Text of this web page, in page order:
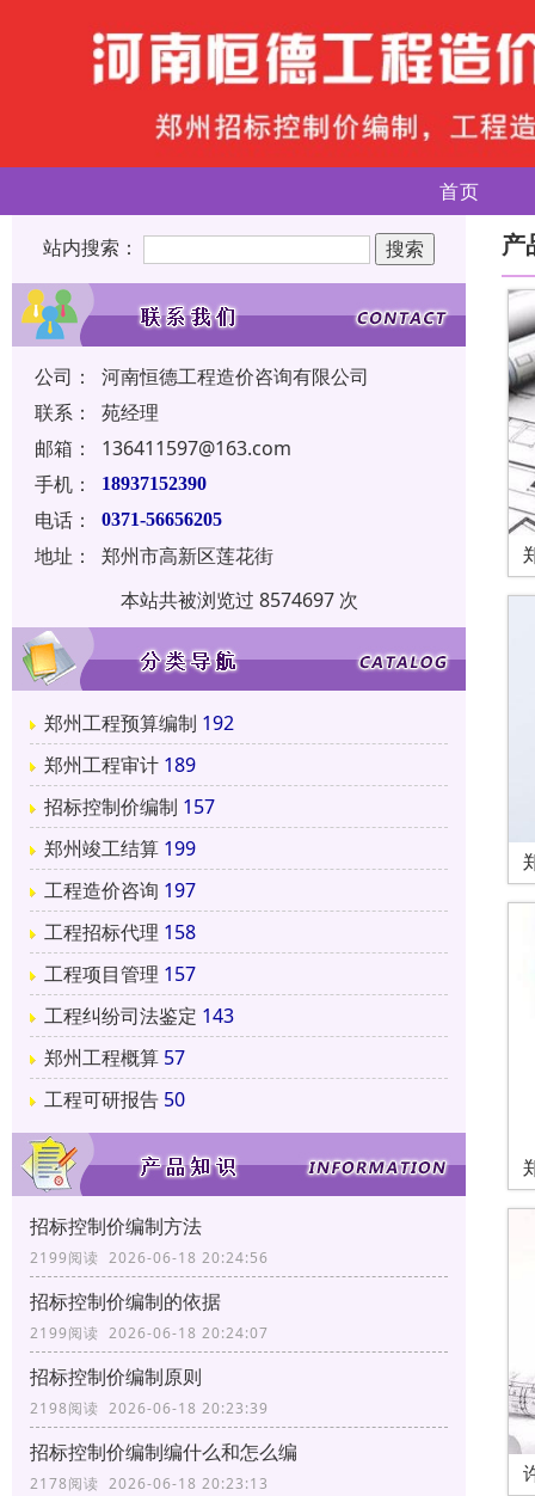
首页
站内搜索：
公司：
河南恒德工程造价咨询有限公司
联系：
苑经理
邮箱：
136411597@163.com
手机：
18937152390
电话： 0371-56656205
地址：
郑州市高新区莲花街
本站共被浏览过 8574697 次
郑州工程预算编制 192
郑州工程审计 189
招标控制价编制 157
郑州竣工结算 199
工程造价咨询 197
工程招标代理 158
工程项目管理 157
工程纠纷司法鉴定 143
郑州工程概算 57
工程可研报告 50
招标控制价编制方法
2199阅读 2026-06-18 20:24:56
招标控制价编制的依据
2199阅读 2026-06-18 20:24:07
招标控制价编制原则
2198阅读 2026-06-18 20:23:39
招标控制价编制编什么和怎么编
2178阅读 2026-06-18 20:23:13
产